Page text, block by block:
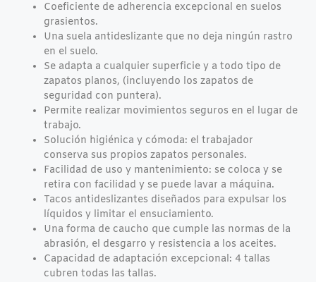
Coeficiente de adherencia excepcional en suelos
grasientos.
Una suela antideslizante que no deja ningún rastro
en el suelo.
Se adapta a cualquier superficie y a todo tipo de
zapatos planos, (incluyendo los zapatos de
seguridad con puntera).
Permite realizar movimientos seguros en el lugar de
trabajo.
Solución higiénica y cómoda: el trabajador
conserva sus propios zapatos personales.
Facilidad de uso y mantenimiento: se coloca y se
retira con facilidad y se puede lavar a máquina.
Tacos antideslizantes diseñados para expulsar los
líquidos y limitar el ensuciamiento.
Una forma de caucho que cumple las normas de la
abrasión, el desgarro y resistencia a los aceites.
Capacidad de adaptación excepcional: 4 tallas
cubren todas las tallas.